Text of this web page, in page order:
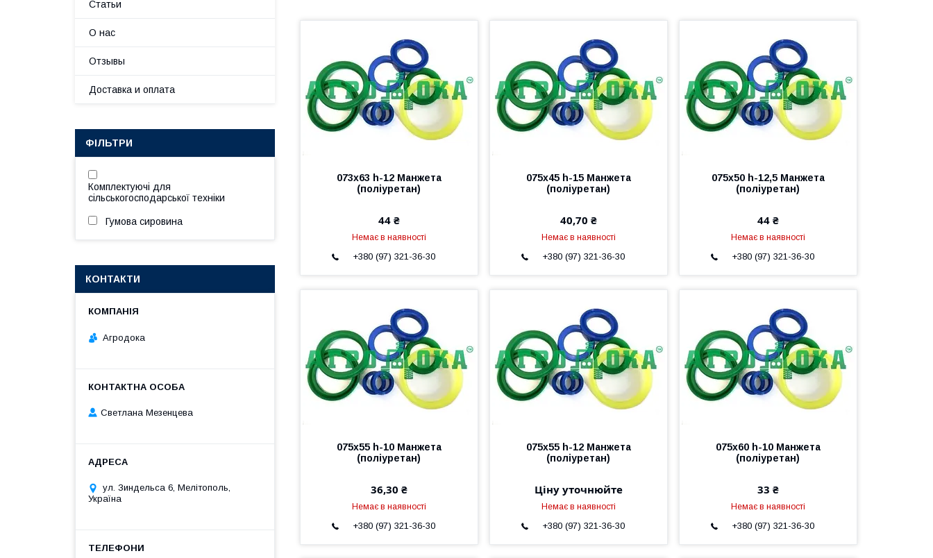
073х63 h-12 Манжета
(поліуретан)
44 ₴
Немає в наявності
+380 (97) 321-36-30
075х45 h-15 Манжета
(поліуретан)
40,70 ₴
Немає в наявності
+380 (97) 321-36-30
075х50 h-12,5 Манжета
(поліуретан)
44 ₴
Немає в наявності
+380 (97) 321-36-30
075х55 h-10 Манжета
(поліуретан)
36,30 ₴
Немає в наявності
+380 (97) 321-36-30
075х55 h-12 Манжета
(поліуретан)
Ціну уточнюйте
Немає в наявності
+380 (97) 321-36-30
075х60 h-10 Манжета
(поліуретан)
33 ₴
Немає в наявності
+380 (97) 321-36-30
Статьи
О нас
Отзывы
Доставка и оплата
ФІЛЬТРИ
Комплектуючі для
сільськогосподарської техніки
Гумова сировина
КОНТАКТИ
Агродока
Светлана Мезенцева
ул. Зиндельса 6, Мелітополь,
Україна